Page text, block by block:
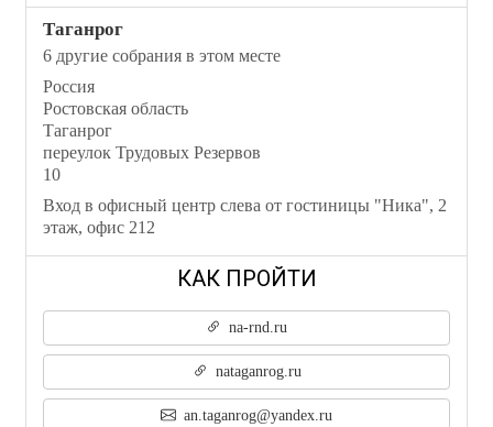
Таганрог
6 другие собрания в этом месте
Россия
Ростовская область
Таганрог
переулок Трудовых Резервов
10
Вход в офисный центр слева от гостиницы "Ника", 2
этаж, офис 212
na-rnd.ru
nataganrog.ru
an.taganrog@yandex.ru